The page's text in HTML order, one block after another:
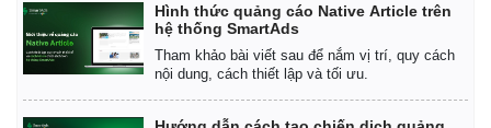
Hình thức quảng cáo Native Article trên
hệ thống SmartAds
Tham khảo bài viết sau để nắm vị trí, quy cách
nội dung, cách thiết lập và tối ưu.